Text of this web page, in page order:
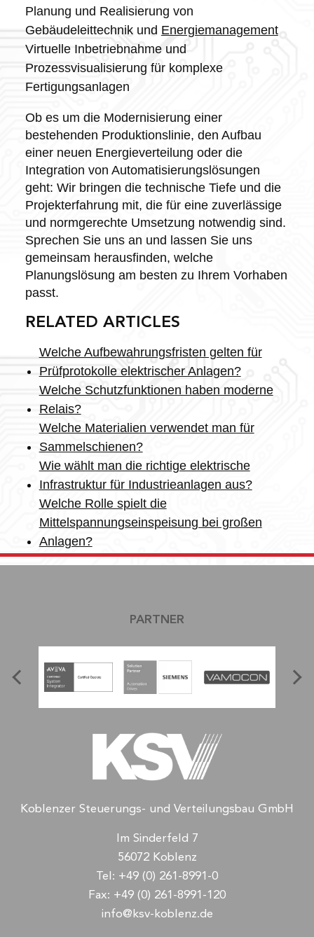
Planung und Realisierung von
Gebäudeleittechnik und Energiemanagement
Virtuelle Inbetriebnahme und
Prozessvisualisierung für komplexe
Fertigungsanlagen
Ob es um die Modernisierung einer
bestehenden Produktionslinie, den Aufbau
einer neuen Energieverteilung oder die
Integration von Automatisierungslösungen
geht: Wir bringen die technische Tiefe und die
Projekterfahrung mit, die für eine zuverlässige
und normgerechte Umsetzung notwendig sind.
Sprechen Sie uns an und lassen Sie uns
gemeinsam herausfinden, welche
Planungslösung am besten zu Ihrem Vorhaben
passt.
RELATED ARTICLES
Welche Aufbewahrungsfristen gelten für
Prüfprotokolle elektrischer Anlagen?
Welche Schutzfunktionen haben moderne
Relais?
Welche Materialien verwendet man für
Sammelschienen?
Wie wählt man die richtige elektrische
Infrastruktur für Industrieanlagen aus?
Welche Rolle spielt die
Mittelspannungseinspeisung bei großen
Anlagen?
PARTNER
Koblenzer Steuerungs- und Verteilungsbau GmbH
Im Sinderfeld 7
56072 Koblenz
Tel: +49 (0) 261-8991-0
Fax: +49 (0) 261-8991-120
info@ksv-koblenz.de